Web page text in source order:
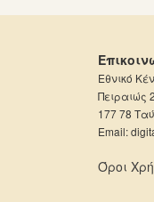
Εθνικό
Πειραιώς
177 78
Email:
Όροι